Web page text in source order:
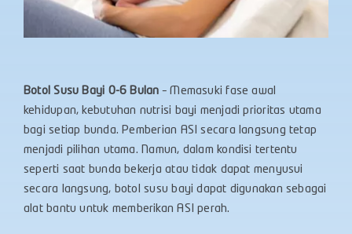
Botol Susu Bayi 0-6 Bulan – Memasuki fase awal
kehidupan, kebutuhan nutrisi bayi menjadi prioritas utama
bagi setiap bunda. Pemberian ASI secara langsung tetap
menjadi pilihan utama. Namun, dalam kondisi tertentu
seperti saat bunda bekerja atau tidak dapat menyusui
secara langsung, botol susu bayi dapat digunakan sebagai
alat bantu untuk memberikan ASI perah.